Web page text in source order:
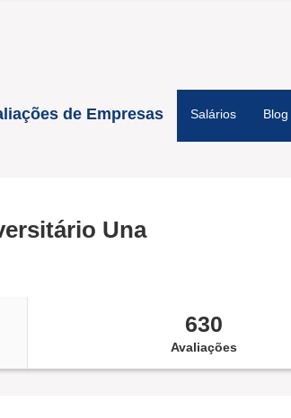
de Empresas Salários Blog
Una
630
Avaliações